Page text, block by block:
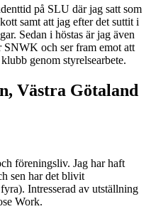
på SLU där jag satt som
samt att jag efter det suttit i
Sedan i höstas är jag även
SNWK och ser fram emot att
genom styrelsearbete.
Västra Götaland
föreningsliv. Jag har haft
sen har det blivit
Intresserad av utställning
Work.